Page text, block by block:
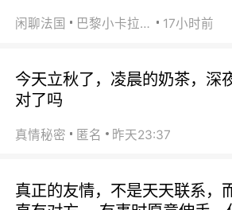
闲聊法国 巴黎小卡拉咪 17小时前
今天立秋了，凌晨的奶茶，深
对了吗
真情秘密 匿名 昨天23:37
真正的友情，不是天天联系，